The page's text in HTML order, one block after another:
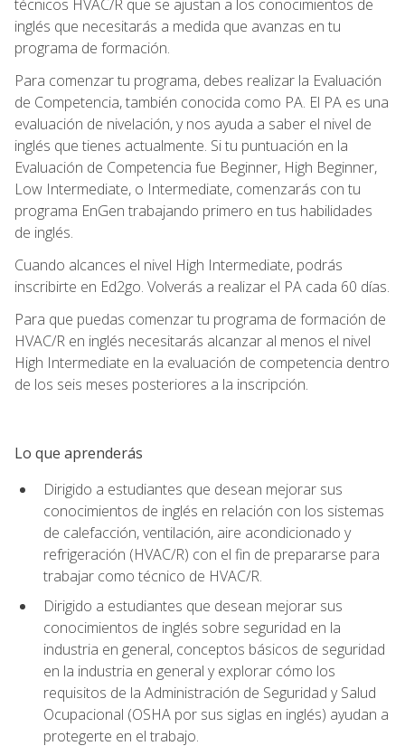
técnicos HVAC/R que se ajustan a los conocimientos de
inglés que necesitarás a medida que avanzas en tu
programa de formación.
Para comenzar tu programa, debes realizar la Evaluación
de Competencia, también conocida como PA. El PA es una
evaluación de nivelación, y nos ayuda a saber el nivel de
inglés que tienes actualmente. Si tu puntuación en la
Evaluación de Competencia fue Beginner, High Beginner,
Low Intermediate, o Intermediate, comenzarás con tu
programa EnGen trabajando primero en tus habilidades
de inglés.
Cuando alcances el nivel High Intermediate, podrás
inscribirte en Ed2go. Volverás a realizar el PA cada 60 días.
Para que puedas comenzar tu programa de formación de
HVAC/R en inglés necesitarás alcanzar al menos el nivel
High Intermediate en la evaluación de competencia dentro
de los seis meses posteriores a la inscripción.
Lo que aprenderás
Dirigido a estudiantes que desean mejorar sus
conocimientos de inglés en relación con los sistemas
de calefacción, ventilación, aire acondicionado y
refrigeración (HVAC/R) con el fin de prepararse para
trabajar como técnico de HVAC/R.
Dirigido a estudiantes que desean mejorar sus
conocimientos de inglés sobre seguridad en la
industria en general, conceptos básicos de seguridad
en la industria en general y explorar cómo los
requisitos de la Administración de Seguridad y Salud
Ocupacional (OSHA por sus siglas en inglés) ayudan a
protegerte en el trabajo.